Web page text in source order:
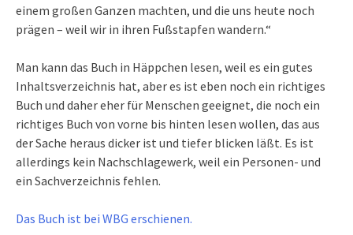
einem großen Ganzen machten, und die uns heute noch
prägen – weil wir in ihren Fußstapfen wandern.“
Man kann das Buch in Häppchen lesen, weil es ein gutes
Inhaltsverzeichnis hat, aber es ist eben noch ein richtiges
Buch und daher eher für Menschen geeignet, die noch ein
richtiges Buch von vorne bis hinten lesen wollen, das aus
der Sache heraus dicker ist und tiefer blicken läßt. Es ist
allerdings kein Nachschlagewerk, weil ein Personen- und
ein Sachverzeichnis fehlen.
Das Buch ist bei WBG erschienen.